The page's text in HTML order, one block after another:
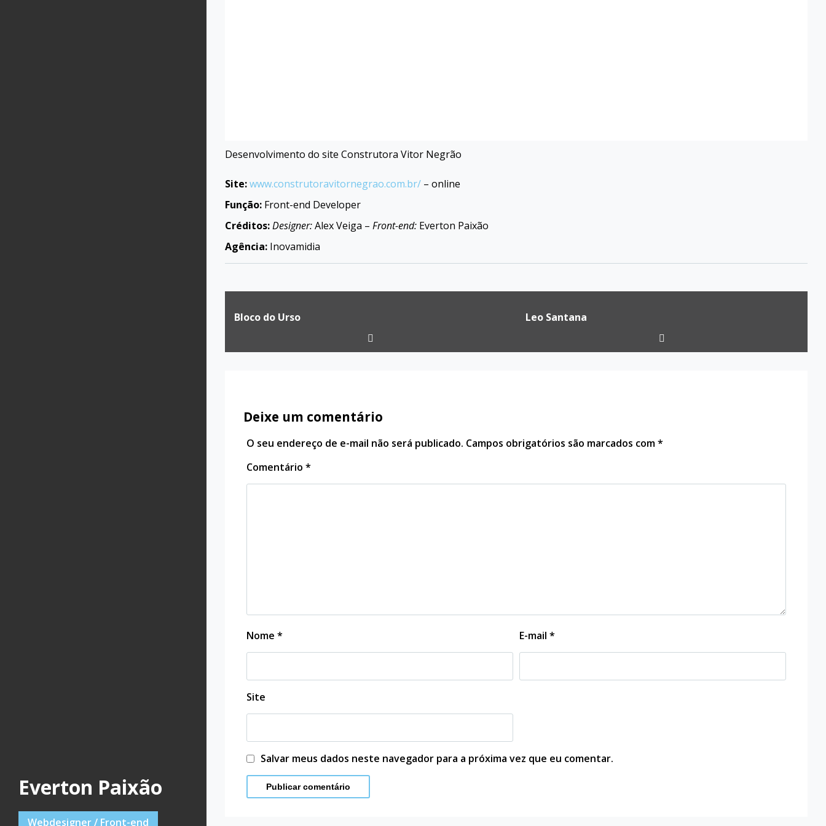
Everton Paixão
Webdesigner / Front-end
Desenvolvimento do site Construtora Vitor Negrão
Site:www.construtoravitornegrao.com.br/ – online
Função: Front-end Developer
Créditos:Designer:Alex Veiga – Front-end: Everton Paixão
Agência: Inovamidia
de
Bloco do Urso Leo Santana
Deixe um comentário
O seu endereço de e-mail não será publicado. Campos obrigatórios são marcados com*
Comentário *
Nome * E-mail *
Site
Salvar meus dados neste navegador para a próxima vez que eu comentar.